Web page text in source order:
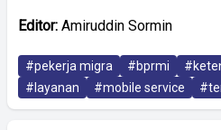
Editor: Amiruddin Sormin
#pekerja migra #bprmi
#layanan
#mobile service